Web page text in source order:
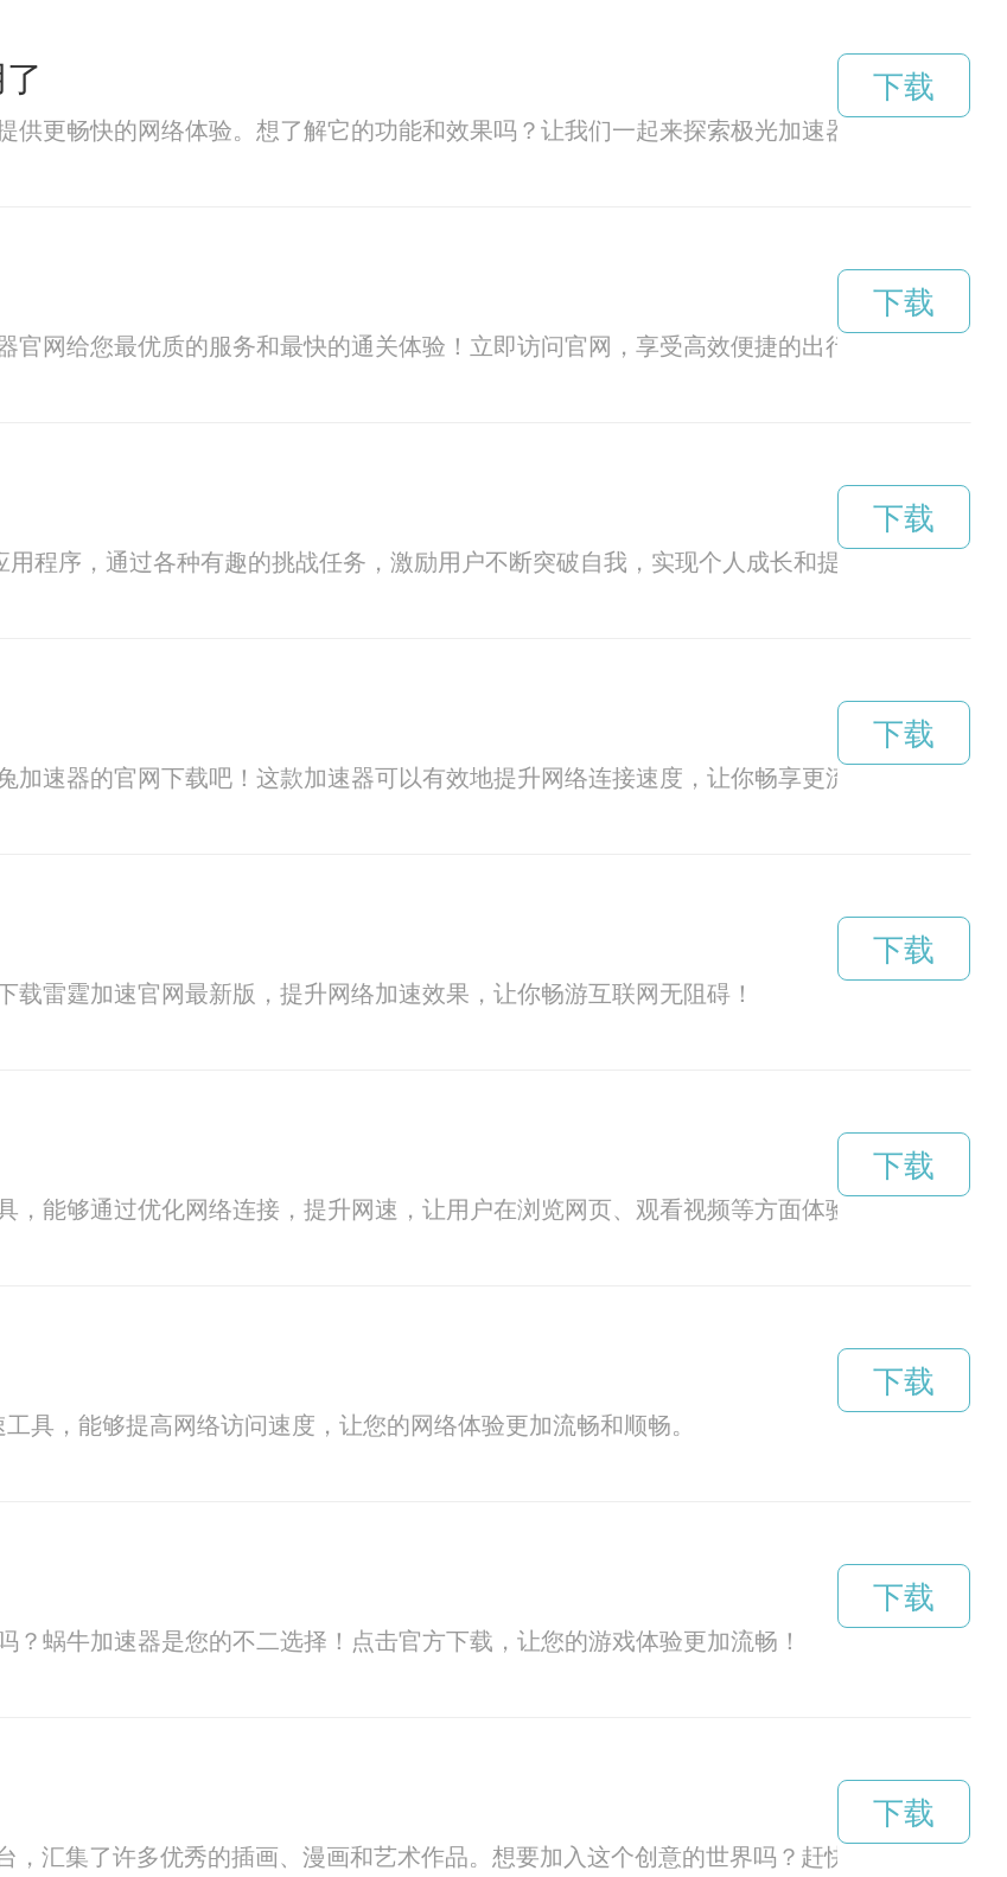
供更畅快的网络体验。想了解它的功能和效果吗？让我们一起来探索极光加速器免费版的特点
下载
官网给您最优质的服务和最快的通关体验！立即访问官网，享受高效便捷的出行服务！
下载
程序，通过各种有趣的挑战任务，激励用户不断突破自我，实现个人成长和提升。
下载
加速器的官网下载吧！这款加速器可以有效地提升网络连接速度，让你畅享更流畅的网络体验
下载
载雷霆加速官网最新版，提升网络加速效果，让你畅游互联网无阻碍！
下载
，能够通过优化网络连接，提升网速，让用户在浏览网页、观看视频等方面体验更加流畅的网
下载
具，能够提高网络访问速度，让您的网络体验更加流畅和顺畅。
下载
？蜗牛加速器是您的不二选择！点击官方下载，让您的游戏体验更加流畅！
下载
，汇集了许多优秀的插画、漫画和艺术作品。想要加入这个创意的世界吗？赶快下载pixiv官
下载